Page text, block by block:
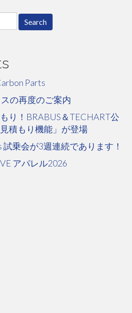
Parts
の再度のご案内
り！BRABUS＆TECHART公
積もり機能」が登場
試乗会が3週連続であります！
アパレル2026